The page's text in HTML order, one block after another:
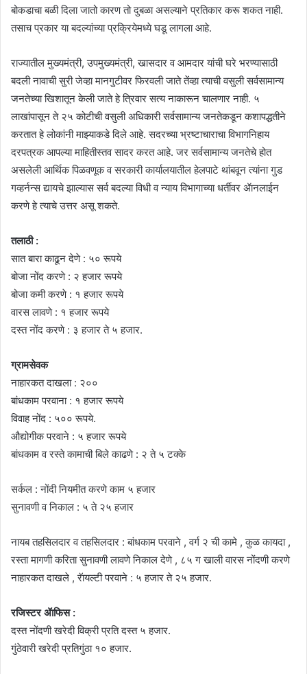
बोकडाचा बळी दिला जातो कारण तो दुबळा असल्याने प्रतिकार करू शकत नाही.
तसाच प्रकार या बदल्यांच्या प्रक्रियेमध्ये घडू लागला आहे.
राज्यातील मुख्यमंत्री, उपमुख्यमंत्री, खासदार व आमदार यांची घरे भरण्यासाठी
बदली नावाची सुरी जेव्हा मानगुटीवर फिरवली जाते तेंव्हा त्याची वसुली सर्वसामान्य
जनतेच्या खिशातून केली जाते हे त्रिवार सत्य नाकारून चालणार नाही. ५
लाखांपासून ते २५ कोटीची वसुली अधिकारी सर्वसामान्य जनतेकडून कशापद्धतीने
करतात हे लोकांनी माझ्याकडे दिले आहे. सदरच्या भ्रष्टाचाराचा विभागनिहाय
दरपत्रक आपल्या माहितीस्तव सादर करत आहे. जर सर्वसामान्य जनतेचे होत
असलेली आर्थिक पिळवणूक व सरकारी कार्यालयातील हेलपाटे थांबवून त्यांना गुड
गव्हर्नन्स द्यायचे झाल्यास सर्व बदल्या विधी व न्याय विभागाच्या धर्तीवर ॲानलाईन
करणे हे त्याचे उत्तर असू शकते.
तलाठी :
सात बारा काढून देणे : ५० रूपये
बोजा नोंद करणे : २ हजार रूपये
बोजा कमी करणे : १ हजार रूपये
वारस लावणे : १ हजार रूपये
दस्त नोंद करणे : ३ हजार ते ५ हजार.
ग्रामसेवक
नाहारकत दाखला : २००
बांधकाम परवाना : १ हजार रूपये
विवाह नोंद : ५०० रूपये.
औद्योगीक परवाने : ५ हजार रूपये
बांधकाम व रस्ते कामाची बिले काढणे : २ ते ५ टक्के
सर्कल : नोंदी नियमीत करणे काम ५ हजार
सुनावणी व निकाल : ५ ते २५ हजार
नायब तहसिलदार व तहसिलदार : बांधकाम परवाने , वर्ग २ ची कामे , कुळ कायदा ,
रस्ता मागणी करिता सुनावणी लावणे निकाल देणे , ८५ ग खाली वारस नोंदणी करणे
नाहारकत दाखले , रॅायल्टी परवाने : ५ हजार ते २५ हजार.
रजिस्टर ॲाफिस :
दस्त नोंदणी खरेदी विक्री प्रति दस्त ५ हजार.
गुंठेवारी खरेदी प्रतिगुंठा १० हजार.